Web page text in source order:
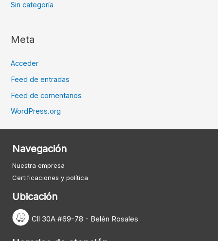
Sin categoría
Meta
Acceder
Feed de entradas
Feed de comentarios
WordPress.org
Navegación
Nuestra empresa
Certificaciones y política
Ubicación
Cll 30A #69-78 - Belén Rosales